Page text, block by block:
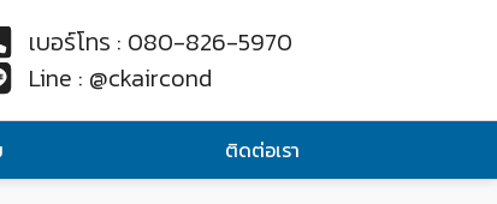
เบอร์โทร : 080-826-5970
Line : @ckaircond
ติดต่อเรา